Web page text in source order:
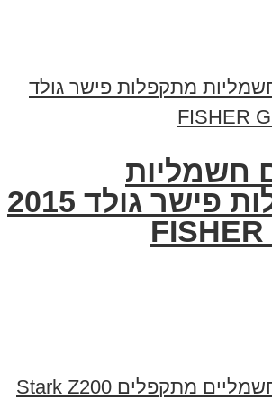
חשמליות
מתקפלות פישר גולד 2015
FISHER